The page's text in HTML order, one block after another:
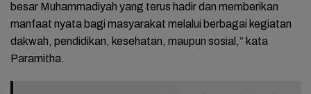
besar Muhammadiyah yang terus hadir dan memberikan
manfaat nyata bagi masyarakat melalui berbagai kegiatan
dakwah, pendidikan, kesehatan, maupun sosial,” kata
Paramitha.